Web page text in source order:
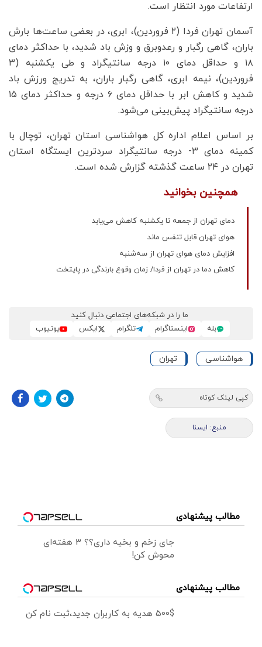
ارتفاعات مورد انتظار است.
آسمان تهران فردا (۲ فروردین)، ابری، در بعضی ساعت‌ها بارش
باران، گاهی رگبار و رعدوبرق و وزش باد شدید، با حداکثر دمای
۱۸ و حداقل دمای ۱۰ درجه سانتیگراد و طی یکشنبه (۳
فروردین)، نیمه ابری، گاهی رگبار باران، به تدریج ورزش باد
شدید و کاهش ابر با حداقل دمای ۶ درجه و حداکثر دمای ۱۵
درجه سانتیگراد پیش‌بینی می‌شود.
بر اساس اعلام اداره کل هواشناسی استان تهران، توچال با
کمینه دمای ۳- درجه سانتیگراد سردترین ایستگاه استان
تهران در ۲۴ ساعت گذشته گزارش شده است.
همچنین بخوانید
دمای تهران از جمعه تا یکشنبه کاهش می‌یابد
هوای تهران قابل تنفس ماند
افزایش دمای هوای تهران از سه‌شنبه
کاهش دما در تهران از فردا/ زمان وقوع بارندگی در پایتخت
ما را در شبکه‌های اجتماعی دنبال کنید
بله
اینستاگرام تلگرام ایکس یوتیوب
هواشناسی تهران
کپی لینک کوتاه
منبع: ايسنا
مطالب پیشنهادی
جای زخم و بخیه داری؟؟ 3 هفته‌ای
محوش کن!
مطالب پیشنهادی
500$ هدیه به کاربران جدید،ثبت نام کن